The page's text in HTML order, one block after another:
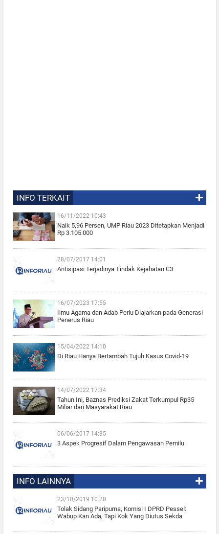
INFO TERKAIT
16/11/2022 10:43
Naik 5,96 Persen, UMP Riau 2023 Ditetapkan Menjadi
Rp 3.105.000
28/07/2017 14:01
Antisipasi Terjadinya Tindak Kejahatan C3
16/07/2023 17:55
Ilmu Agama dan Adab Perlu Diajarkan pada Generasi
Penerus Riau
15/04/2022 14:10
Di Riau Hanya Bertambah Tujuh Kasus Covid-19
14/07/2022 17:34
Tahun Ini, Baznas Prediksi Zakat Terkumpul Rp35
Miliar dari Masyarakat Riau
06/06/2017 14:35
3 Aspek Progresif Dalam Pengawasan Pemilu
INFO LAINNYA
23/10/2019 10:20
Tolak Sidang Paripurna, Komisi I DPRD Pessel:
Wabup Kan Ada, Tapi Kok Yang Diutus Sekda